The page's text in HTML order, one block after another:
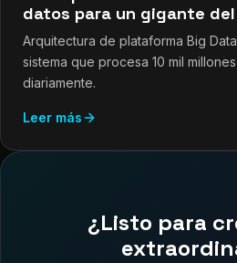
datos para un gigante
Arquitectura de plataforma Big
sistema que procesa 10 mil
diariamente.
Leer más
¿Listo para